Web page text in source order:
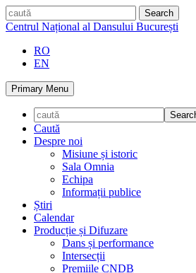
Skip
to
caută
Centrul Național al Dansului București
RO
EN
Primary Menu
Caută
Despre noi
Misiune și istoric
Sala Omnia
Echipa
Informații publice
Știri
Calendar
Producție și Difuzare
Dans și performance
Intersecții
Premiile CNDB